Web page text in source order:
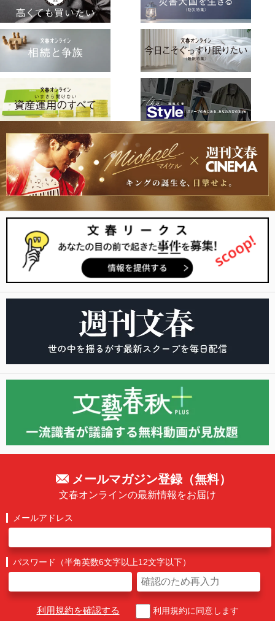
メールマガジン登録（無料）
文春オンラインの最新情報をお届け
メールアドレス
パスワード（半角英数6文字以上12文字以下）
利用規約を確認する 利用規約に同意します